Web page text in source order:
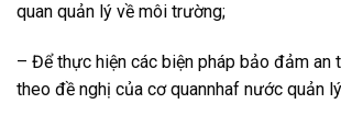
quan quản lý về môi trường;
– Để thực hiện các biện pháp bảo đảm an
theo đề nghị của cơ quannhaf nước quản